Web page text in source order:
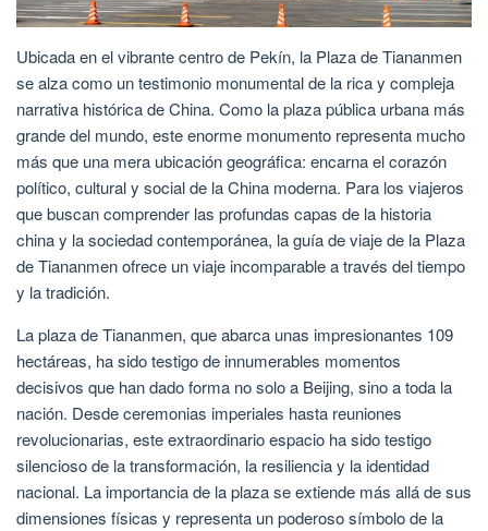
Ubicada en el vibrante centro de Pekín, la Plaza de Tiananmen
se alza como un testimonio monumental de la rica y compleja
narrativa histórica de China. Como la plaza pública urbana más
grande del mundo, este enorme monumento representa mucho
más que una mera ubicación geográfica: encarna el corazón
político, cultural y social de la China moderna. Para los viajeros
que buscan comprender las profundas capas de la historia
china y la sociedad contemporánea, la guía de viaje de la Plaza
de Tiananmen ofrece un viaje incomparable a través del tiempo
y la tradición.
La plaza de Tiananmen, que abarca unas impresionantes 109
hectáreas, ha sido testigo de innumerables momentos
decisivos que han dado forma no solo a Beijing, sino a toda la
nación. Desde ceremonias imperiales hasta reuniones
revolucionarias, este extraordinario espacio ha sido testigo
silencioso de la transformación, la resiliencia y la identidad
nacional. La importancia de la plaza se extiende más allá de sus
dimensiones físicas y representa un poderoso símbolo de la